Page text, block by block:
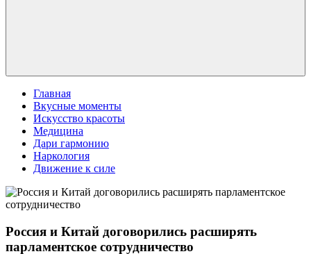
Главная
Вкусные моменты
Искусство красоты
Медицина
Дари гармонию
Наркология
Движение к силе
Россия и Китай договорились расширять
парламентское сотрудничество